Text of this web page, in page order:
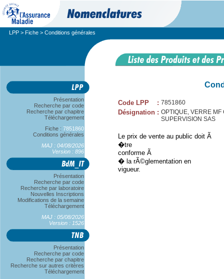
LPP > Fiche > Conditions générales
Présentation
Recherche par code
Recherche par chapitre
Téléchargement
Fiche : 7851860
Conditions générales
MAJ : 04/08/2026
Version : 896
Présentation
Recherche par code
Recherche par laboratoire
Nouvelles Inscriptions
Modifications de la semaine
Téléchargement
MAJ : 05/08/2026
Version : 1526
Présentation
Recherche par code
Recherche par chapitre
Recherche sur autres critères
Téléchargement
Code LPP : 7851860
Désignation : OPTIQUE, VERRE
SUPERVISION SAS
Le prix de vente au public doit Ã
�tre
conforme Ã
� la rÃ©glementation en
vigueur.